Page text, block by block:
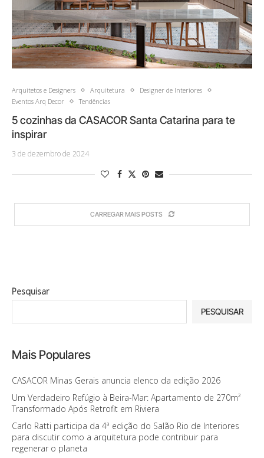
Arquitetos e Designers Arquitetura
Designer de Interiores
Eventos Arq Decor
Tendências
5 cozinhas da CASACOR Santa Catarina para te
inspirar
3 de dezembro de 2024
CARREGAR MAIS POSTS
Pesquisar
PESQUISAR
Mais Populares
CASACOR Minas Gerais anuncia elenco da edição 2026
Um Verdadeiro Refúgio à Beira-Mar: Apartamento de 270m²
Transformado Após Retrofit em Riviera
Carlo Ratti participa da 4ª edição do Salão Rio de Interiores
para discutir como a arquitetura pode contribuir para
regenerar o planeta